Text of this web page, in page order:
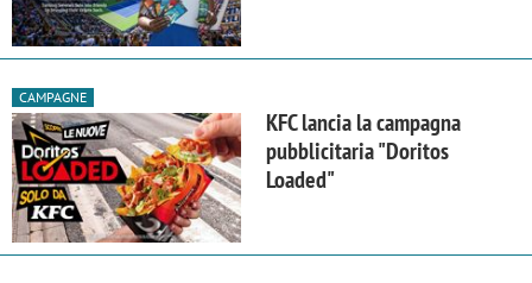
CAMPAGNE
KFC lancia la campagna
pubblicitaria "Doritos
Loaded"